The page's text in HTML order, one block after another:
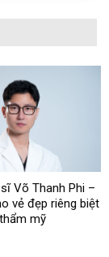
Võ Thanh Phi –
vẻ đẹp riêng biệt
mỹ